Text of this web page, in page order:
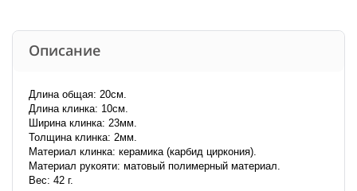
Описание
Длина общая: 20см.
Длина клинка: 10см.
Ширина клинка: 23мм.
Толщина клинка: 2мм.
Материал клинка: керамика (карбид циркония).
Материал рукояти: матовый полимерный материал.
Вес: 42 г.